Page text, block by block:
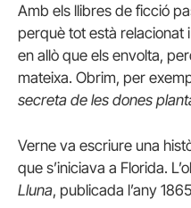
Amb els llibres de ficció
perquè tot està relacionat
en allò que els envolta,
mateixa. Obrim, per
secreta de les dones
Verne va escriure una
que s’iniciava a Florida.
Lluna, publicada l’any